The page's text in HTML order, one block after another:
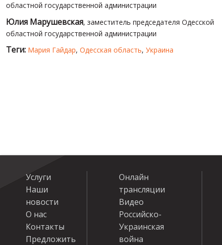
областной государственной администрации
Юлия Марушевская, заместитель председателя Одесской
областной государственной администрации
Теги: Мария Гайдар, Одесская область, Украина
Услуги
Наши
новости
О нас
Контакты
Предложить
Онлайн
трансляции
Видео
Российско-
Украинская
война